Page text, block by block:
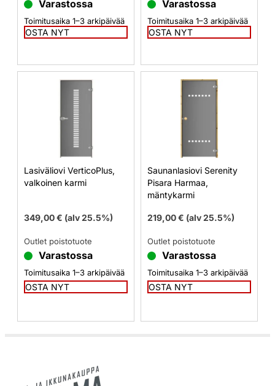
Varastossa
Toimitusaika 1–3 arkipäivää
OSTA NYT
Varastossa
Toimitusaika 1–3 arkipäivää
OSTA NYT
Lasiväliovi VerticoPlus,
valkoinen karmi
349,00€ (alv 25.5%)
Outlet poistotuote
Varastossa
Toimitusaika 1–3 arkipäivää
OSTA NYT
Saunanlasiovi Serenity
Pisara Harmaa,
mäntykarmi
219,00€ (alv 25.5%)
Outlet poistotuote
Varastossa
Toimitusaika 1–3 arkipäivää
OSTA NYT